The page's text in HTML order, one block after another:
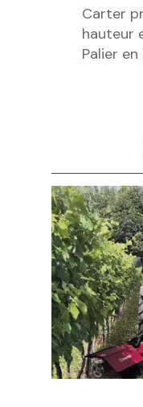
Carter
hauteur
Palier